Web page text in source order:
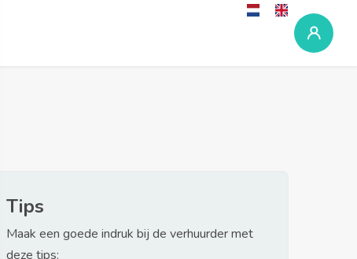
Tips
Maak een goede indruk bij de verhuurder met
deze tips: